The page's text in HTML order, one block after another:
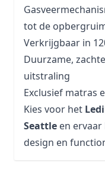
tot de
Verkrijgbaar in
Duurzame,
uitstraling
Exclusief matras
Kies voor het
Seattle en
design en